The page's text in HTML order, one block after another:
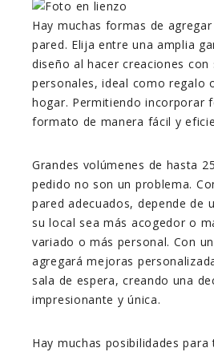
Hay muchas formas de
pared. Elija entre una amplia
diseño al hacer creaciones con
personales, ideal como regalo
hogar. Permitiendo incorporar
formato de manera fácil y
Grandes volúmenes de hasta
pedido no son un problema.
pared adecuados, depende de
su local sea más acogedor o
variado o más personal. Con
agregará mejoras
sala de espera, creando una
impresionante y única.
Hay muchas posibilidades